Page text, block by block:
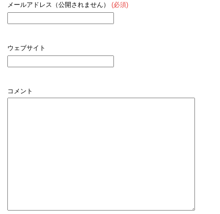
メールアドレス（公開されません） (必須)
ウェブサイト
コメント